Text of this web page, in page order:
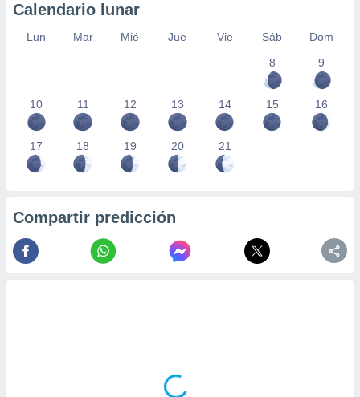
Calendario lunar
Lun Mar Mié Jue Vie Sáb
Dom
8
9
10 11 12 13 14 15 16
17 18 19 20 21
Compartir predicción